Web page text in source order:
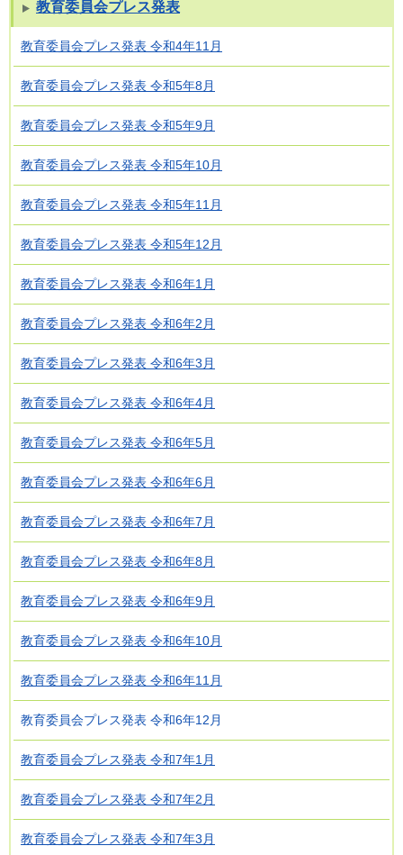
教育委員会プレス発表
教育委員会プレス発表 令和4年11月
教育委員会プレス発表 令和5年8月
教育委員会プレス発表 令和5年9月
教育委員会プレス発表 令和5年10月
教育委員会プレス発表 令和5年11月
教育委員会プレス発表 令和5年12月
教育委員会プレス発表 令和6年1月
教育委員会プレス発表 令和6年2月
教育委員会プレス発表 令和6年3月
教育委員会プレス発表 令和6年4月
教育委員会プレス発表 令和6年5月
教育委員会プレス発表 令和6年6月
教育委員会プレス発表 令和6年7月
教育委員会プレス発表 令和6年8月
教育委員会プレス発表 令和6年9月
教育委員会プレス発表 令和6年10月
教育委員会プレス発表 令和6年11月
教育委員会プレス発表 令和6年12月
教育委員会プレス発表 令和7年1月
教育委員会プレス発表 令和7年2月
教育委員会プレス発表 令和7年3月